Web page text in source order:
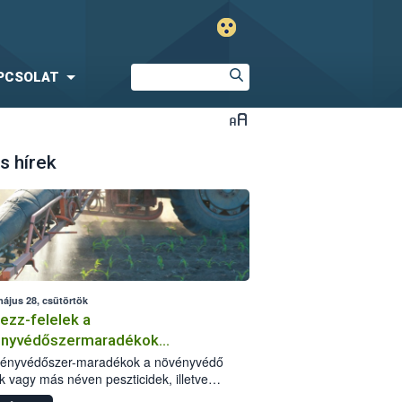
hírek
28, csütörtök
felelek a
kockázatáról
maradékok a növényvédő
vagy más néven peszticidek, illetve
kis mennyiségei, melyek a